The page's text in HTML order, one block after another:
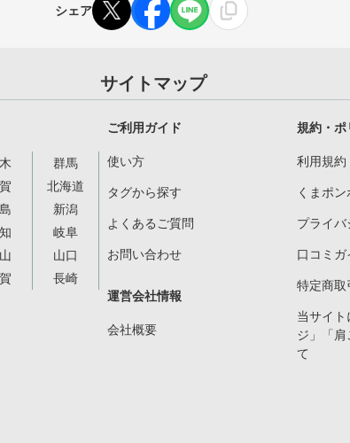
シェア
群馬
北海道
新潟
岐阜
山口
長崎
サイトマップ
ご利用ガイド
使い方
タグから探す
よくあるご質問
お問い合わせ
運営会社情報
会社概要
規約・ポ
利用規約
くまポ
プライ
口コミ
特定商取
当サイ
ジ」「
て